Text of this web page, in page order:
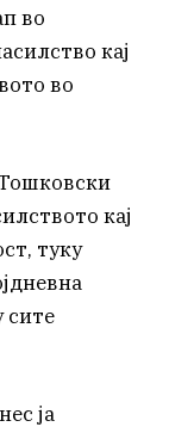
во
кај
во
кај
туку
сите
ја